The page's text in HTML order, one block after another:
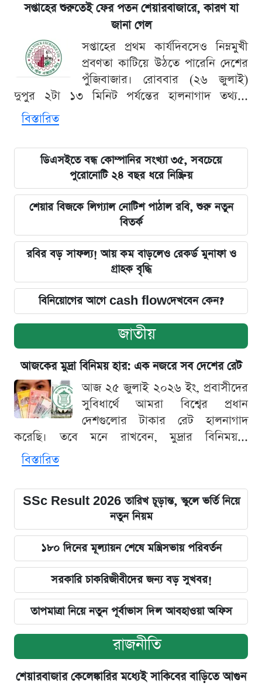
সপ্তাহের শুরুতেই ফের পতন শেয়ারবাজারে, কারণ যা
জানা গেল
সপ্তাহের প্রথম কার্যদিবসেও নিম্নমুখী
প্রবণতা কাটিয়ে উঠতে পারেনি দেশের
পুঁজিবাজার। রোববার (২৬ জুলাই)
দুপুর ২টা ১৩ মিনিট পর্যন্তের হালনাগাদ তথ্য...
বিস্তারিত
ডিএসইতে বন্ধ কোম্পানির সংখ্যা ৩৫, সবচেয়ে
পুরোনোটি ২৪ বছর ধরে নিষ্ক্রিয়
শেয়ার বিজকে লিগ্যাল নোটিশ পাঠাল রবি, শুরু নতুন
বিতর্ক
রবির বড় সাফল্য! আয় কম বাড়লেও রেকর্ড মুনাফা ও
গ্রাহক বৃদ্ধি
বিনিয়োগের আগে cash flowদেখবেন কেন?
জাতীয়
আজকের মুদ্রা বিনিময় হার: এক নজরে সব দেশের রেট
আজ ২৫ জুলাই ২০২৬ ইং, প্রবাসীদের
সুবিধার্থে আমরা বিশ্বের প্রধান
দেশগুলোর টাকার রেট হালনাগাদ
করেছি। তবে মনে রাখবেন, মুদ্রার বিনিময়...
বিস্তারিত
SSc Result 2026 তারিখ চূড়ান্ত, স্কুলে ভর্তি নিয়ে
নতুন নিয়ম
১৮০ দিনের মূল্যায়ন শেষে মন্ত্রিসভায় পরিবর্তন
সরকারি চাকরিজীবীদের জন্য বড় সুখবর!
তাপমাত্রা নিয়ে নতুন পূর্বাভাস দিল আবহাওয়া অফিস
রাজনীতি
শেয়ারবাজার কেলেঙ্কারির মধ্যেই সাকিবের বাড়িতে আগুন